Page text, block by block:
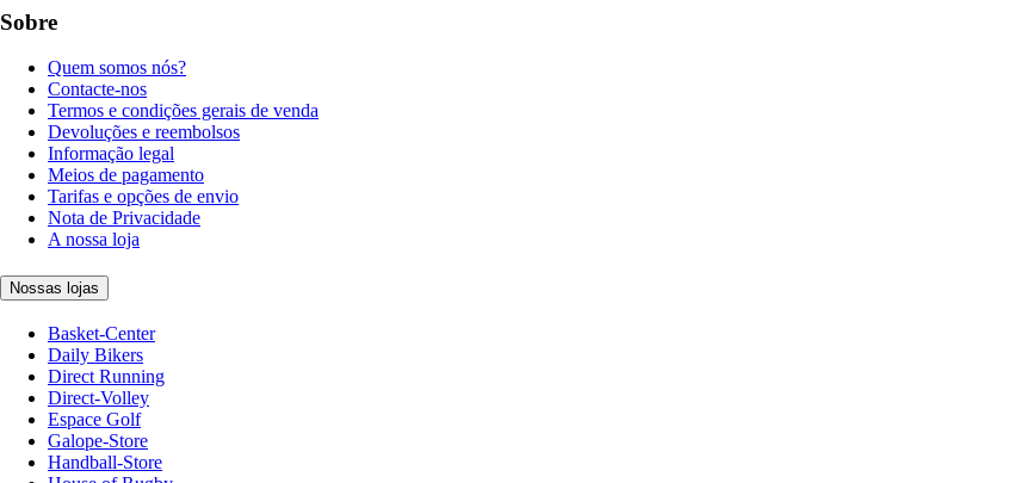
Sobre
Quem somos nós?
Contacte-nos
Termos e condições gerais de venda
Devoluções e reembolsos
Informação legal
Meios de pagamento
Tarifas e opções de envio
Nota de Privacidade
A nossa loja
Nossas lojas
Basket-Center
Daily Bikers
Direct Running
Direct-Volley
Espace Golf
Galope-Store
Handball-Store